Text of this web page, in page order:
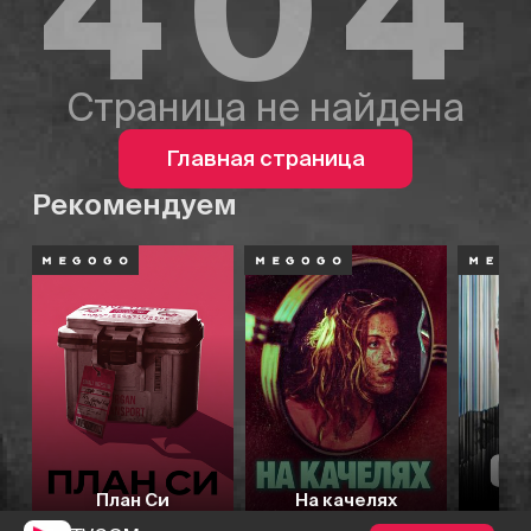
Страница не найдена
Главная страница
Рекомендуем
План Си На качелях